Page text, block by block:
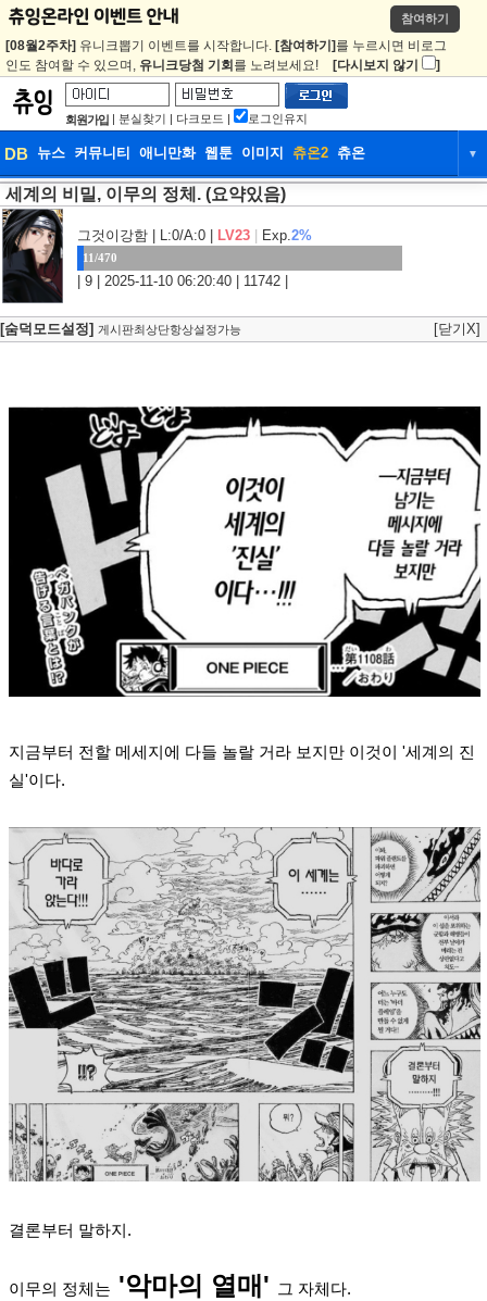
참여하기
[08월2주차] 유니크뽑기 이벤트를 시작합니다. [참여하기] 를 누르시면 비로그
인도 참여할 수 있으며, 유니크당첨 기회 를 노려보세요! [다시보지 않기 ]
회원가입 | 분실찾기 | 다크모드 | 로그인유지
DB 뉴스 커뮤니티 애니만화 웹툰 이미지 츄온2 츄온 ▼
DB 뉴스 커뮤니티
웹툰 이미지 츄온2
세계의 비밀, 이무의 정체. (요약있음)
그것이강함 | L:0/A:0 | LV23 Exp.2%
11/470
| 9 | 2025-11-10 06:20:40 | 11742 |
[숨덕모드설정] 게시판최상단항상설정가능 [닫기X]
지금부터 전할 메세지에 다들 놀랄 거라 보지만 이것이 '세계의 진
실'이다.
결론부터 말하지.
이무의 정체는 '악마의 열매' 그 자체다.